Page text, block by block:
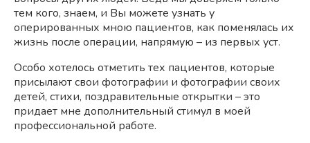
тем кого, знаем, и Вы можете узнать у
оперированных мною пациентов, как поменялась их
жизнь после операции, напрямую – из первых уст.
Особо хотелось отметить тех пациентов, которые
присылают свои фотографии и фотографии своих
детей, стихи, поздравительные открытки – это
придает мне дополнительный стимул в моей
профессиональной работе.